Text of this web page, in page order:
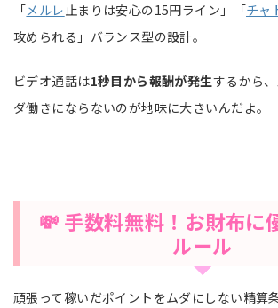
「メルレ止まりは安心の15円ライン」「チャ
攻められる」バランス型の設計。
ビデオ通話は1秒目から報酬が発生するから
ダ働きにならないのが地味に大きいんだよ。
💸 手数料無料！お財布に
ルール
頑張って稼いだポイントをムダにしない精算